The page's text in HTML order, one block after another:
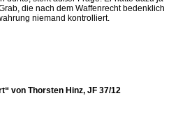
die nach dem Waffenrecht bedenklich
niemand kontrolliert.
von Thorsten Hinz, JF 37/12